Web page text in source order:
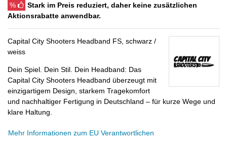
%
Stark im Preis reduziert, daher keine zusätzlichen
Aktionsrabatte anwendbar.
Capital City Shooters Headband FS, schwarz /
weiss
Dein Spiel. Dein Stil. Dein Headband: Das
Capital City Shooters Headband überzeugt mit
einzigartigem Design, starkem Tragekomfort
und nachhaltiger Fertigung in Deutschland – für kurze Wege und
klare Haltung.
Mehr Informationen zum EU Verantwortlichen